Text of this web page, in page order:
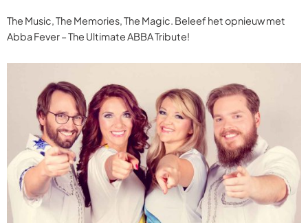
The Music, The Memories, The Magic. Beleef het opnieuw met
Abba Fever – The Ultimate ABBA Tribute!